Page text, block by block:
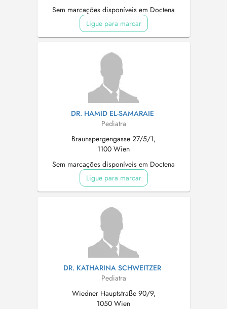
Sem marcações disponíveis em Doctena
Ligue para marcar
DR. HAMID EL-SAMARAIE
Pediatra
Braunspergengasse 27/5/1,
1100 Wien
Sem marcações disponíveis em Doctena
Ligue para marcar
DR. KATHARINA SCHWEITZER
Pediatra
Wiedner Hauptstraße 90/9,
1050 Wien